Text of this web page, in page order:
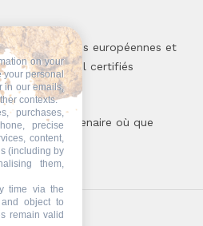
des normes européennes et
de travail certifiés
votre partenaire où que
soyez !
on your
your personal
in our emails,
contexts.
purchases,
precise
content,
(including by
them,
time via the
object to
remain valid